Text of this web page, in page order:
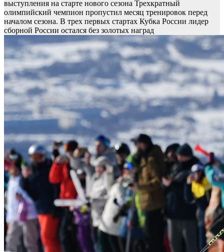
выступления на старте нового сезона Трехкратный
олимпийский чемпион пропустил месяц тренировок перед
началом сезона. В трех первых стартах Кубка России лидер
сборной России остался без золотых наград